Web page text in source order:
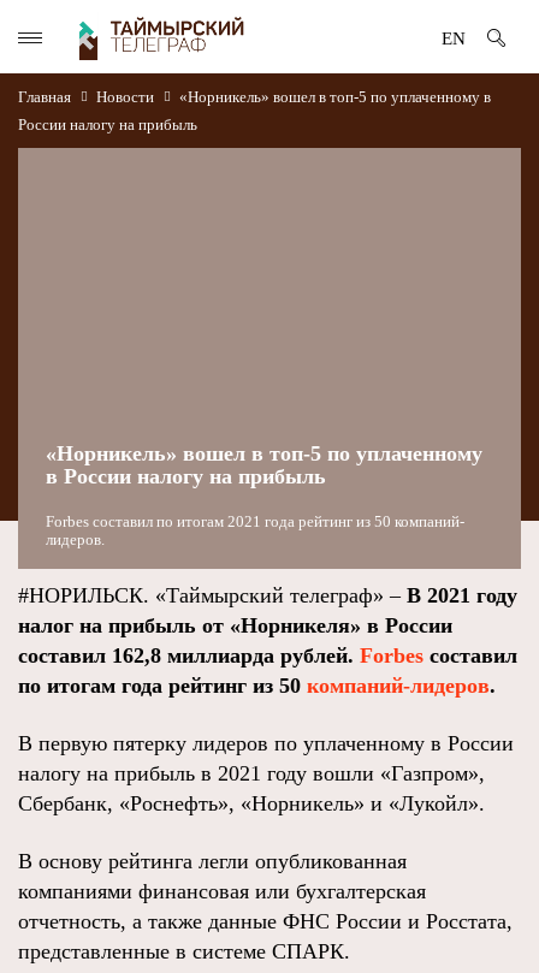
EN
Главная Новости
«Норникель» вошел в топ-5 по уплаченному в
России налогу на прибыль
«Норникель» вошел в топ-5 по уплаченному
в России налогу на прибыль
Forbes составил по итогам 2021 года рейтинг из 50 компаний-
лидеров.
#НОРИЛЬСК. «Таймырский телеграф» – В 2021 году
налог на прибыль от «Норникеля» в России
составил 162,8 миллиарда рублей. Forbes составил
по итогам года рейтинг из 50 компаний-лидеров.
В первую пятерку лидеров по уплаченному в России
налогу на прибыль в 2021 году вошли «Газпром»,
Сбербанк, «Роснефть», «Норникель» и «Лукойл».
В основу рейтинга легли опубликованная
компаниями финансовая или бухгалтерская
отчетность, а также данные ФНС России и Росстата,
представленные в системе СПАРК.